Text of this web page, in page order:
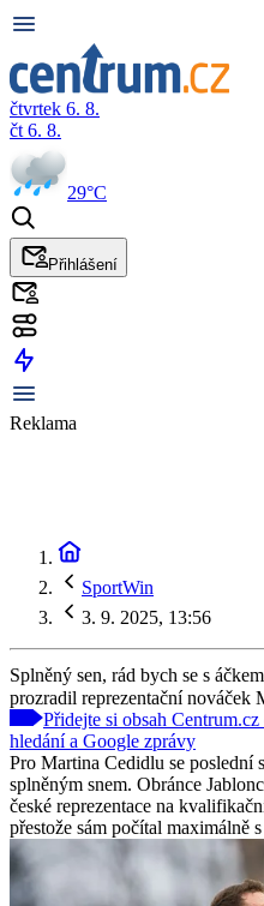
čtvrtek 6. 8.
čt 6. 8.
29°C
Přihlášení
Reklama
SportWin
3. 9. 2025, 13:56
Splněný sen, rád bych se s
prozradil reprezentační nováček
Přidejte si obsah
hledání a Google zprávy
Pro Martina Cedidlu se poslední
splněným snem. Obránce
české reprezentace na
přestože sám počítal maximálně